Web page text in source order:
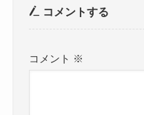
コメントする
コメント ※